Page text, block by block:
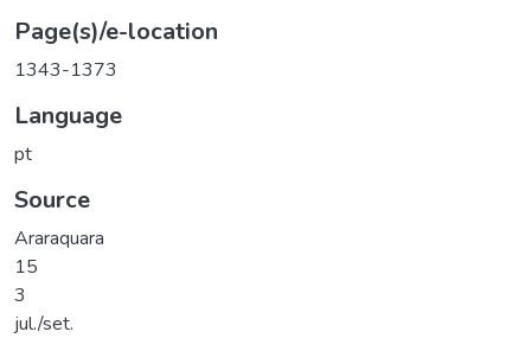
Page(s)/e-location
1343-1373
Language
pt
Source
Araraquara
15
3
jul./set.